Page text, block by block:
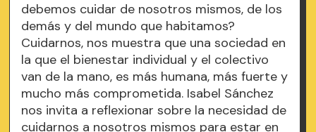
debemos cuidar de nosotros mismos, de los
demás y del mundo que habitamos?
Cuidarnos, nos muestra que una sociedad en
la que el bienestar individual y el colectivo
van de la mano, es más humana, más fuerte y
mucho más comprometida. Isabel Sánchez
nos invita a reflexionar sobre la necesidad de
cuidarnos a nosotros mismos para estar en